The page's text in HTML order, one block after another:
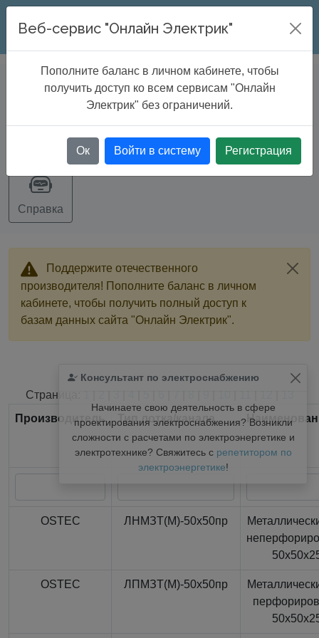
ONLINE ELECTRIC
DATABASE>Cable tray catalogue
Справка
Поддержите отечественного
производителя! Пополните баланс в личном
кабинете, чтобы получить полный доступ к
базам данных сайта "Онлайн Электрик".
Консультант по электроснабжению
Начинаете свою деятельность в сфере
проектирования электроснабжения? Возникли
сложности с расчетами по электроэнергетике и
электротехнике? Свяжитесь с репетитором по
электроэнергетике!
Найдено366из366записей.
Страница:
Производитель
Тип лотка/канала
OSTEC ЛНМЗТ(М)-50x50пр
OSTEC ЛПМЗТ(М)-50x50пр
Веб-сервис "Онлайн Электрик"
Пополните баланс в личном кабинете, чтобы
получить доступ ко всем сервисам "Онлайн
Электрик" без ограничений.
Ок Войти в систему Регистрация